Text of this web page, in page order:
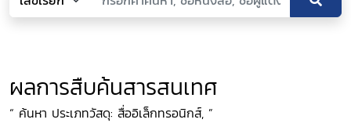
ผลการสืบค้นสารสนเทศ
“ ค้นหา ประเภทวัสดุ: สื่ออิเล็กทรอนิกส์, ”